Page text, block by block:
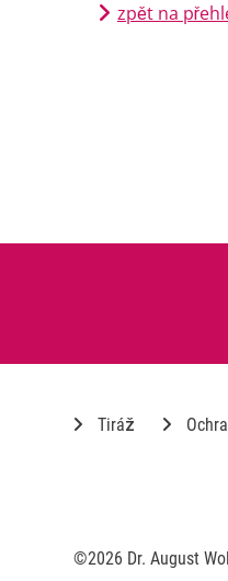
zpět na
Tiráž
©2026 Dr. August